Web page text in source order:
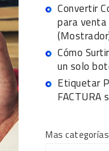
Convertir
para venta
Cómo
un solo
Etiquetar
FACTURA
Mas categorías